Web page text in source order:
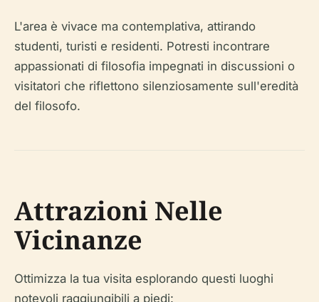
L'area è vivace ma contemplativa, attirando
studenti, turisti e residenti. Potresti incontrare
appassionati di filosofia impegnati in discussioni o
visitatori che riflettono silenziosamente sull'eredità
del filosofo.
Attrazioni Nelle
Vicinanze
Ottimizza la tua visita esplorando questi luoghi
notevoli raggiungibili a piedi: